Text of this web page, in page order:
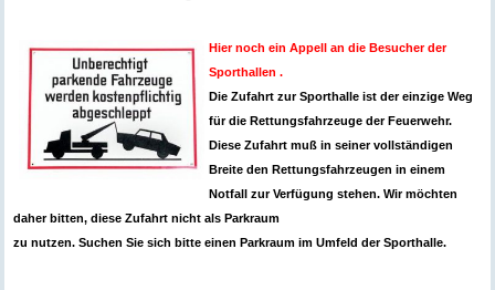
Hier noch ein Appell an die Besucher der
Sporthallen .
Die Zufahrt zur Sporthalle ist der einzige Weg
für die Rettungsfahrzeuge der Feuerwehr.
Diese Zufahrt muß in seiner vollständigen
Breite den Rettungsfahrzeugen in einem
Notfall zur Verfügung stehen. Wir möchten
daher bitten, diese Zufahrt nicht als Parkraum
zu nutzen. Suchen Sie sich bitte einen Parkraum im Umfeld der Sporthalle.